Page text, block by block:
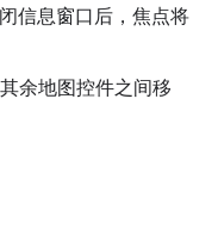
信息窗口后，焦点将
余地图控件之间移